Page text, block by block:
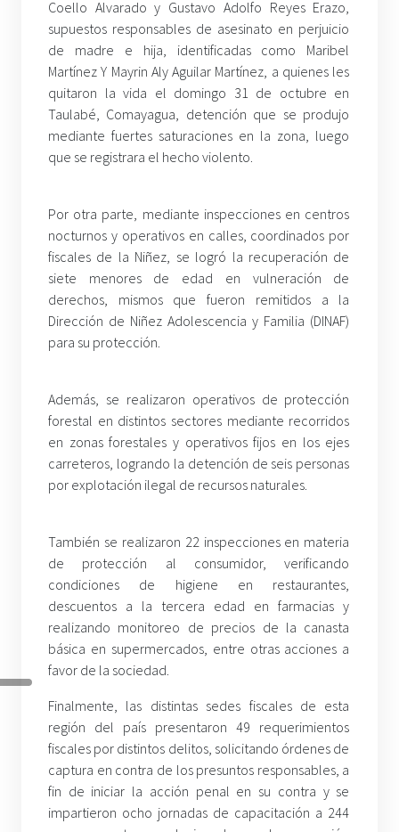
Coello Alvarado y Gustavo Adolfo Reyes Erazo,
supuestos responsables de asesinato en perjuicio
de madre e hija, identificadas como Maribel
Martínez Y Mayrin Aly Aguilar Martínez, a quienes les
quitaron la vida el domingo 31 de octubre en
Taulabé, Comayagua, detención que se produjo
mediante fuertes saturaciones en la zona, luego
que se registrara el hecho violento.
Por otra parte, mediante inspecciones en centros
nocturnos y operativos en calles, coordinados por
fiscales de la Niñez, se logró la recuperación de
siete menores de edad en vulneración de
derechos, mismos que fueron remitidos a la
Dirección de Niñez Adolescencia y Familia (DINAF)
para su protección.
Además, se realizaron operativos de protección
forestal en distintos sectores mediante recorridos
en zonas forestales y operativos fijos en los ejes
carreteros, logrando la detención de seis personas
por explotación ilegal de recursos naturales.
También se realizaron 22 inspecciones en materia
de protección al consumidor, verificando
condiciones de higiene en restaurantes,
descuentos a la tercera edad en farmacias y
realizando monitoreo de precios de la canasta
básica en supermercados, entre otras acciones a
favor de la sociedad.
Finalmente, las distintas sedes fiscales de esta
región del país presentaron 49 requerimientos
fiscales por distintos delitos, solicitando órdenes de
captura en contra de los presuntos responsables, a
fin de iniciar la acción penal en su contra y se
impartieron ocho jornadas de capacitación a 244